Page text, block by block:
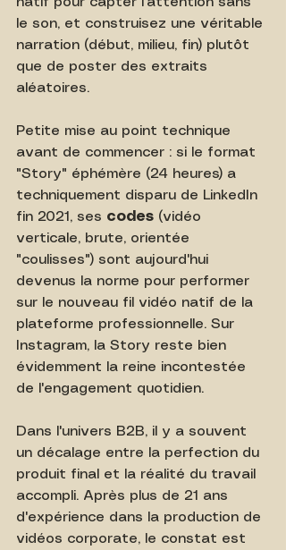
le son, et construisez une véritable
narration (début, milieu, fin) plutôt
que de poster des extraits
aléatoires.
Petite mise au point technique
avant de commencer : si le format
"Story" éphémère (24 heures) a
techniquement disparu de LinkedIn
fin 2021, ses codes (vidéo
verticale, brute, orientée
"coulisses") sont aujourd'hui
devenus la norme pour performer
sur le nouveau fil vidéo natif de la
plateforme professionnelle. Sur
Instagram, la Story reste bien
évidemment la reine incontestée
de l'engagement quotidien.
Dans l'univers B2B, il y a souvent
un décalage entre la perfection du
produit final et la réalité du travail
accompli. Après plus de 21 ans
d'expérience dans la production de
vidéos corporate, le constat est